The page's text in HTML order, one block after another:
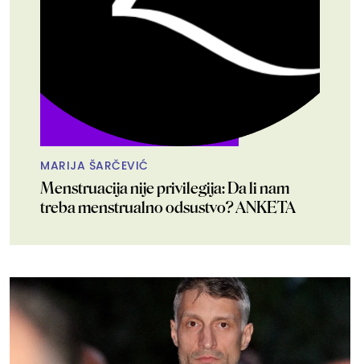
MARIJA ŠARČEVIĆ
Menstruacija nije privilegija: Da li nam
treba menstrualno odsustvo? ANKETA